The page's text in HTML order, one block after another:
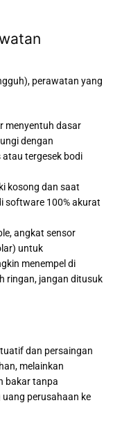
perawatan yang
menyentuh dasar
dengan
tergesek bodi
kosong dan saat
software 100% akurat
angkat sensor
untuk
menempel di
ringan, jangan ditusuk
dan persaingan
melainkan
bakar tanpa
perusahaan ke